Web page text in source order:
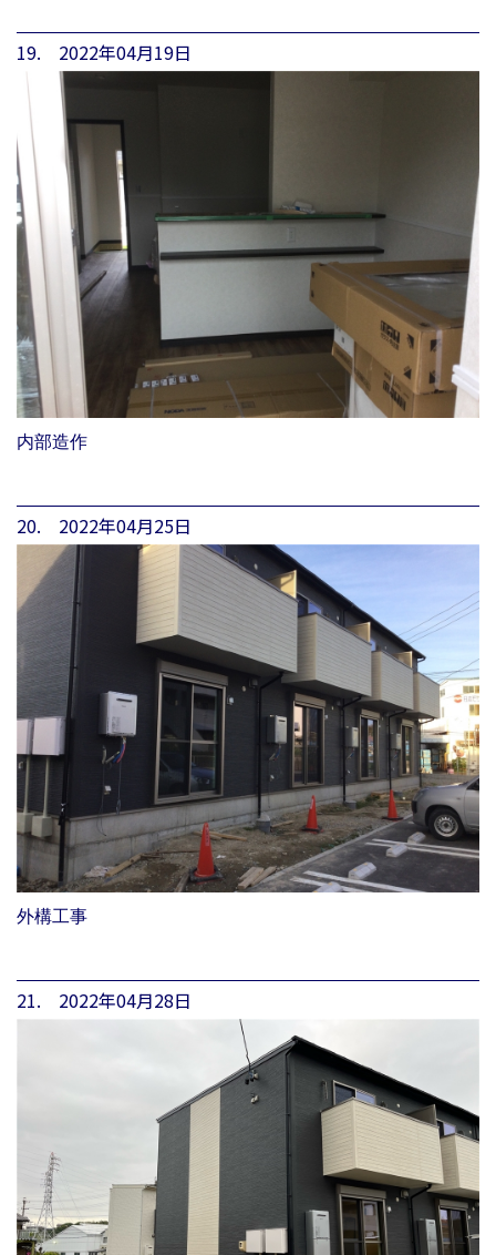
19. 2022年04月19日
内部造作
20. 2022年04月25日
外構工事
21. 2022年04月28日